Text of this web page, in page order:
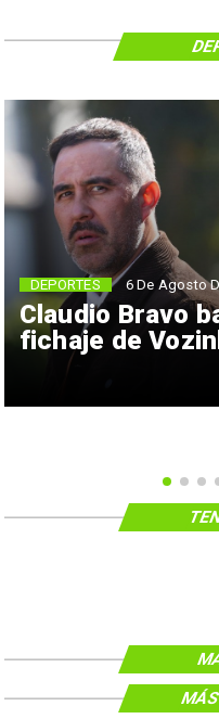
Claudio Bravo
fichaje de
DEPORTES 6 De Agosto